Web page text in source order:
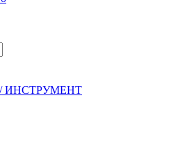
ИНСТРУМЕНТ